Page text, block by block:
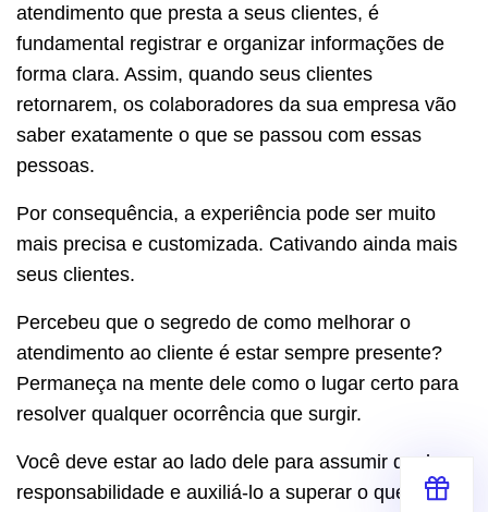
atendimento que presta a seus clientes, é
fundamental registrar e organizar informações de
forma clara. Assim, quando seus clientes
retornarem, os colaboradores da sua empresa vão
saber exatamente o que se passou com essas
pessoas.
Por consequência, a experiência pode ser muito
mais precisa e customizada. Cativando ainda mais
seus clientes.
Percebeu que o segredo de como melhorar o
atendimento ao cliente é estar sempre presente?
Permaneça na mente dele como o lugar certo para
resolver qualquer ocorrência que surgir.
Você deve estar ao lado dele para assumir qualquer
responsabilidade e auxiliá-lo a superar o que quer